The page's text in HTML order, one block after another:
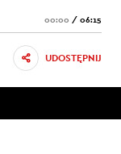
00:00 / 06:15
UDOSTĘPNIJ